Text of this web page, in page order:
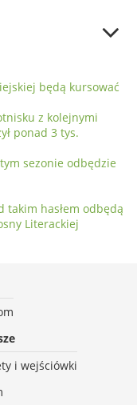
będą kursować
z kolejnymi
ponad 3 tys.
sezonie odbędzie
takim hasłem odbędą
Literackiej
i wejściówki